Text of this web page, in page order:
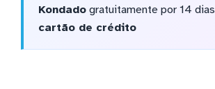
Kondadogratuitamente por 14 dias
cartão de crédito